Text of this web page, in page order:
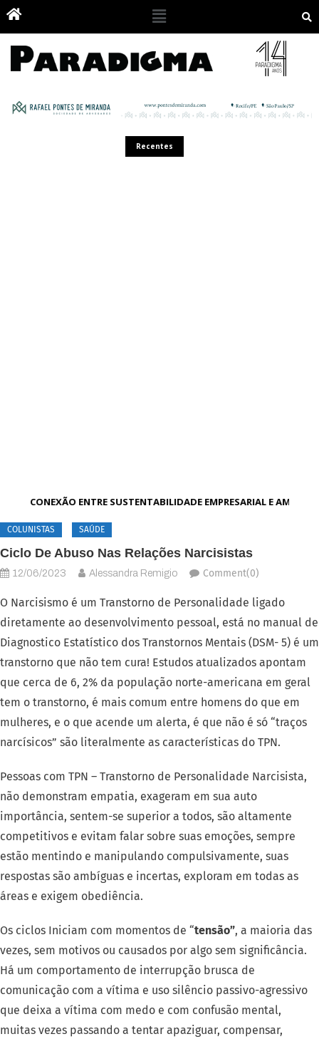
Recentes
A CONEXÃO ENTRE SUSTENTABILIDADE EMPRESARIAL E
COLUNISTAS SAÚDE
Ciclo De Abuso Nas Relações Narcisistas
12/06/2023 Alessandra Remigio Comment(0)
O Narcisismo é um Transtorno de Personalidade ligado
diretamente ao desenvolvimento pessoal, está no manual de
Diagnostico Estatístico dos Transtornos Mentais (DSM- 5) é um
transtorno que não tem cura! Estudos atualizados apontam
que cerca de 6, 2% da população norte-americana em geral
tem o transtorno, é mais comum entre homens do que em
mulheres, e o que acende um alerta, é que não é só “traços
narcísicos” são literalmente as características do TPN.
Pessoas com TPN – Transtorno de Personalidade Narcisista,
não demonstram empatia, exageram em sua auto
importância, sentem-se superior a todos, são altamente
competitivos e evitam falar sobre suas emoções, sempre
estão mentindo e manipulando compulsivamente, suas
respostas são ambíguas e incertas, exploram em todas as
áreas e exigem obediência.
Os ciclos Iniciam com momentos de “tensão”, a maioria das
vezes, sem motivos ou causados por algo sem significância.
Há um comportamento de interrupção brusca de
comunicação com a vítima e uso silêncio passivo-agressivo
que deixa a vítima com medo e com confusão mental,
muitas vezes passando a tentar apaziguar, compensar,